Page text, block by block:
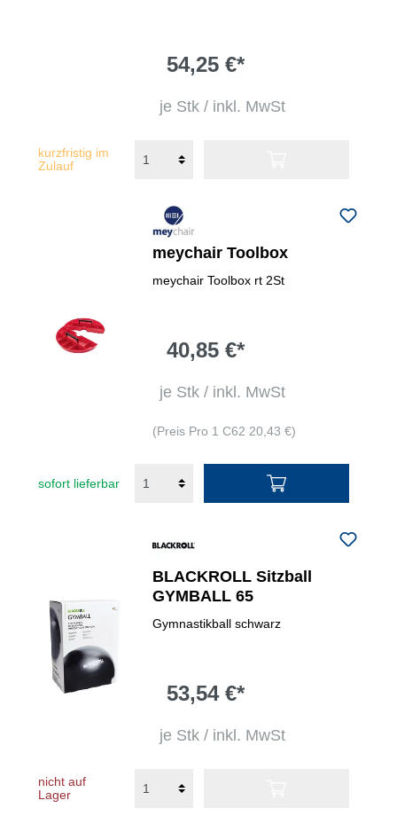
54,25 €*
je Stk / inkl. MwSt
kurzfristig im
Zulauf
meychair Toolbox
meychair Toolbox rt 2St
40,85 €*
je Stk / inkl. MwSt
(Preis Pro 1 C62 20,43 €)
sofort lieferbar
BLACKROLL Sitzball
GYMBALL 65
Gymnastikball schwarz
53,54 €*
je Stk / inkl. MwSt
nicht auf
Lager